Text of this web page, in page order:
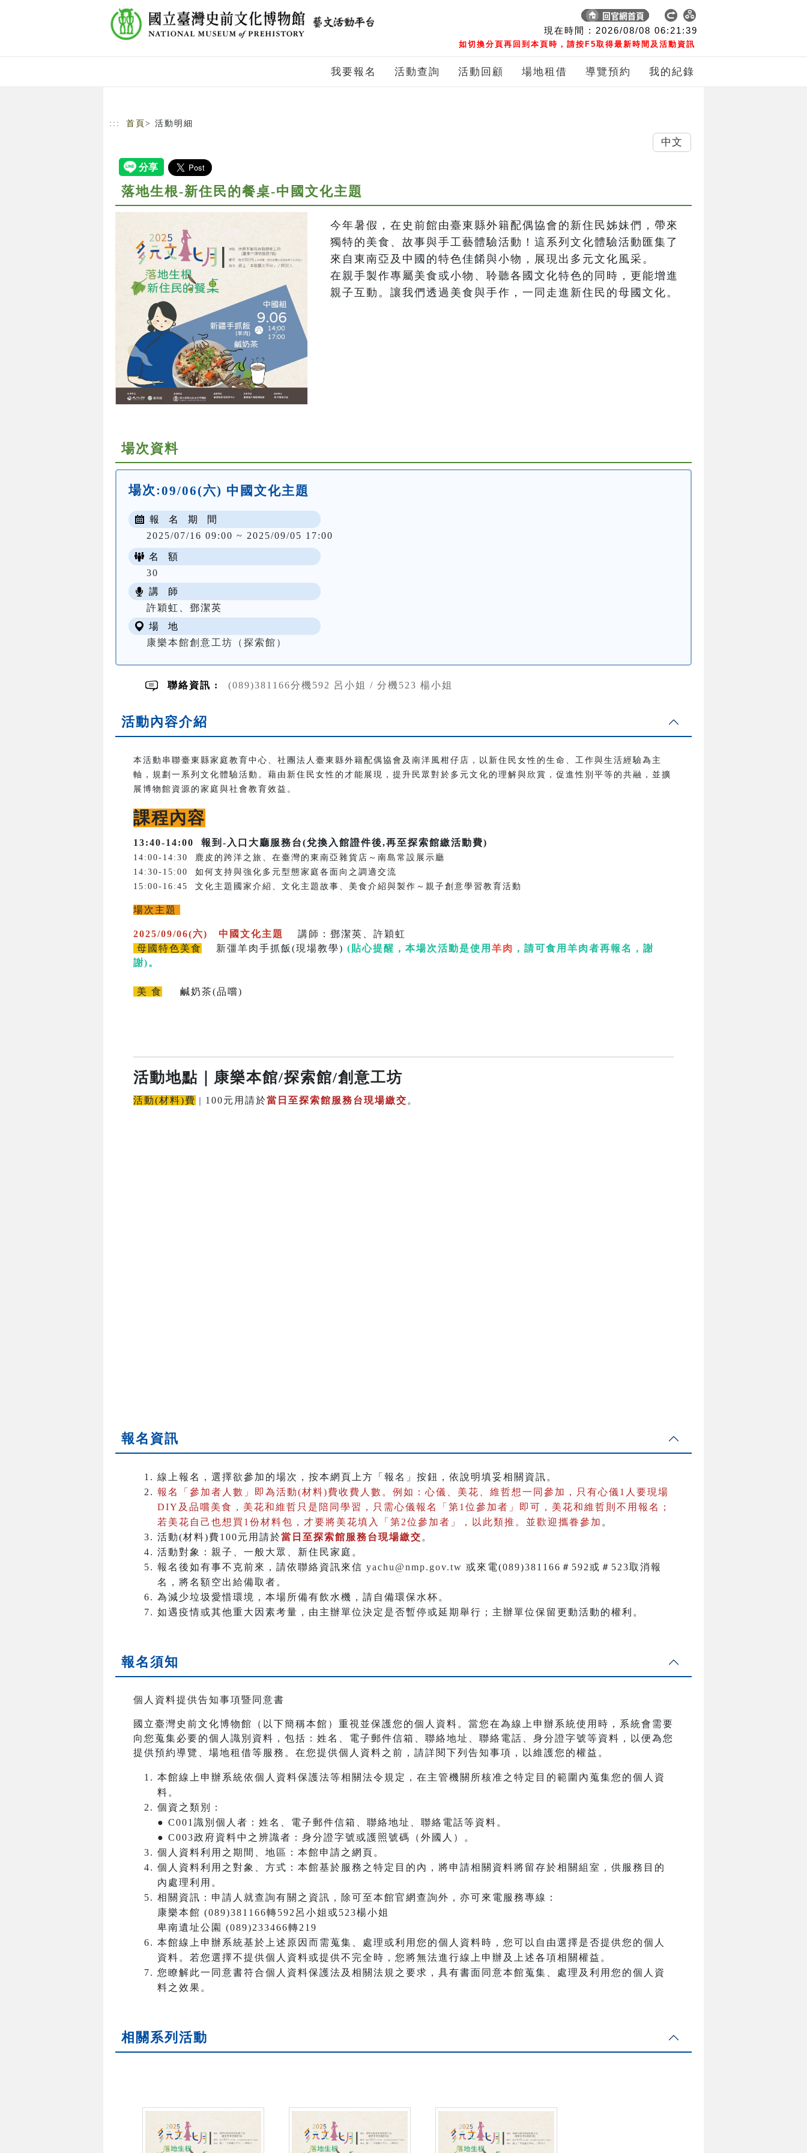
現在時間 : 2026/08/08 06:21:40
如切換分頁再回到本頁時，請按F5取得最新時間及活動資訊
我要報名 活動查詢 活動回顧 場地租借 導覽預約 我的紀錄
::: 首頁 > 活動明細
落地生根-新住民的餐桌-中國文化主題
今年暑假，在史前館由臺東縣外籍配偶協會的新住民姊妹們，帶來
獨特的美食、故事與手工藝體驗活動！這系列文化體驗活動匯集了
來自東南亞及中國的特色佳餚與小物，展現出多元文化風采。
在親手製作專屬美食或小物、聆聽各國文化特色的同時，更能增進
場次資料
場次:09/06(六) 中國文化主題
報 名 期 間
2025/07/16 09:00 ~ 2025/09/05 17:00
名 額
30
講 師
許穎虹、鄧潔英
場 地
康樂本館創意工坊（探索館）
聯絡資訊 : (089)381166分機592 呂小姐 / 分機523 楊小姐
活動內容介紹
本活動串聯臺東縣家庭教育中心、社團法人臺東縣外籍配偶協會及南洋風柑仔店，以新住民女性的生命、工作與生活經驗為主
軸，規劃一系列文化體驗活動。藉由新住民女性的才能展現，提升民眾對於多元文化的理解與欣賞，促進性別平等的共融，並擴
展博物館資源的家庭與社會教育效益。
課程內容
13:40-14:00 報到-入口大廳服務台(兌換入館證件後,再至探索館繳活動費)
14:00-14:30 鹿皮的跨洋之旅、在臺灣的東南亞雜貨店～南島常設展示廳
14:30-15:00 如何支持與強化多元型態家庭各面向之調適交流
15:00-16:45 文化主題國家介紹、文化主題故事、美食介紹與製作～親子創意學習教育活動
場次主題
2025/09/06(六) 中國文化主題
講師：鄧潔英、許穎虹
母國特色美食
新彊羊肉手抓飯(現場教學) (貼心提醒，本場次活動是使用 羊肉 ，請可食用羊肉者再報名，謝
謝)。
美 食 鹹奶茶(品嚐)
活動地點 ｜康樂本館/探索館/創意工坊
活動(材料)費 100元用請於當日至探索館服務台現場繳交 。
報名資訊
線上報名，選擇欲參加的場次，按本網頁上方「報名」按鈕，依說明填妥相關資訊。
報名「參加者人數」即為活動(材料)費收費人數。 例如：心儀、美花、維哲想一同參加，只有心儀1人要現場
DIY及品嚐美食，美花和維哲只是陪同學習，只需心儀報名「第1位參加者」即可，美花和維哲則不用報名；
若美花自己也想買1份材料包，才要將美花填入「第2位參加者」，以此類推。並歡迎攜眷參加 。
活動(材料)費100元用請於當日至探索館服務台現場繳交 。
活動對象：親子、一般大眾、新住民家庭。
報名後如有事不克前來，請依聯絡資訊來信 yachu@nmp.gov.tw 或來電(089)381166＃592或＃523取消報
名，將名額空出給備取者。
為減少垃圾愛惜環境，本場所備有飲水機，請自備環保水杯。
如遇疫情或其他重大因素考量，由主辦單位決定是否暫停或延期舉行；主辦單位保留更動活動的權利。
報名須知
個人資料提供告知事項暨同意書
國立臺灣史前文化博物館（以下簡稱本館）重視並保護您的個人資料。當您在為線上申辦系統使用時，系統會需要
向您蒐集必要的個人識別資料，包括：姓名、電子郵件信箱、聯絡地址、聯絡電話、身分證字號等資料，以便為您
提供預約導覽、場地租借等服務。在您提供個人資料之前，請詳閱下列告知事項，以維護您的權益。
本館線上申辦系統依個人資料保護法等相關法令規定，在主管機關所核准之特定目的範圍內蒐集您的個人資
料。
個資之類別：
● C001識別個人者：姓名、電子郵件信箱、聯絡地址、聯絡電話等資料。
● C003政府資料中之辨識者：身分證字號或護照號碼（外國人）。
個人資料利用之期間、地區：本館申請之網頁。
個人資料利用之對象、方式：本館基於服務之特定目的內，將申請相關資料將留存於相關組室，供服務目的
內處理利用。
相關資訊：申請人就查詢有關之資訊，除可至本館官網查詢外，亦可來電服務專線：
康樂本館 (089)381166轉592呂小姐或523楊小姐
卑南遺址公園 (089)233466轉219
本館線上申辦系統基於上述原因而需蒐集、處理或利用您的個人資料時，您可以自由選擇是否提供您的個人
資料。若您選擇不提供個人資料或提供不完全時，您將無法進行線上申辦及上述各項相關權益。
您瞭解此一同意書符合個人資料保護法及相關法規之要求，具有書面同意本館蒐集、處理及利用您的個人資
料之效果。
相關系列活動